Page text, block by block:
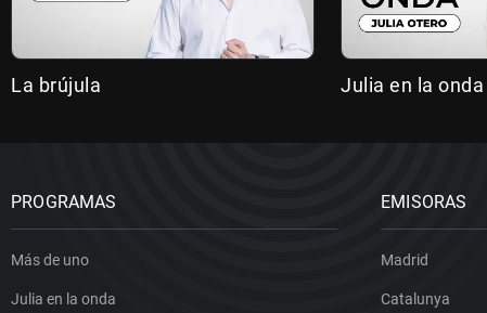
La brújula Julia en la onda
PROGRAMAS
Más de uno
Julia en la onda
EMISORAS
Madrid
Catalunya